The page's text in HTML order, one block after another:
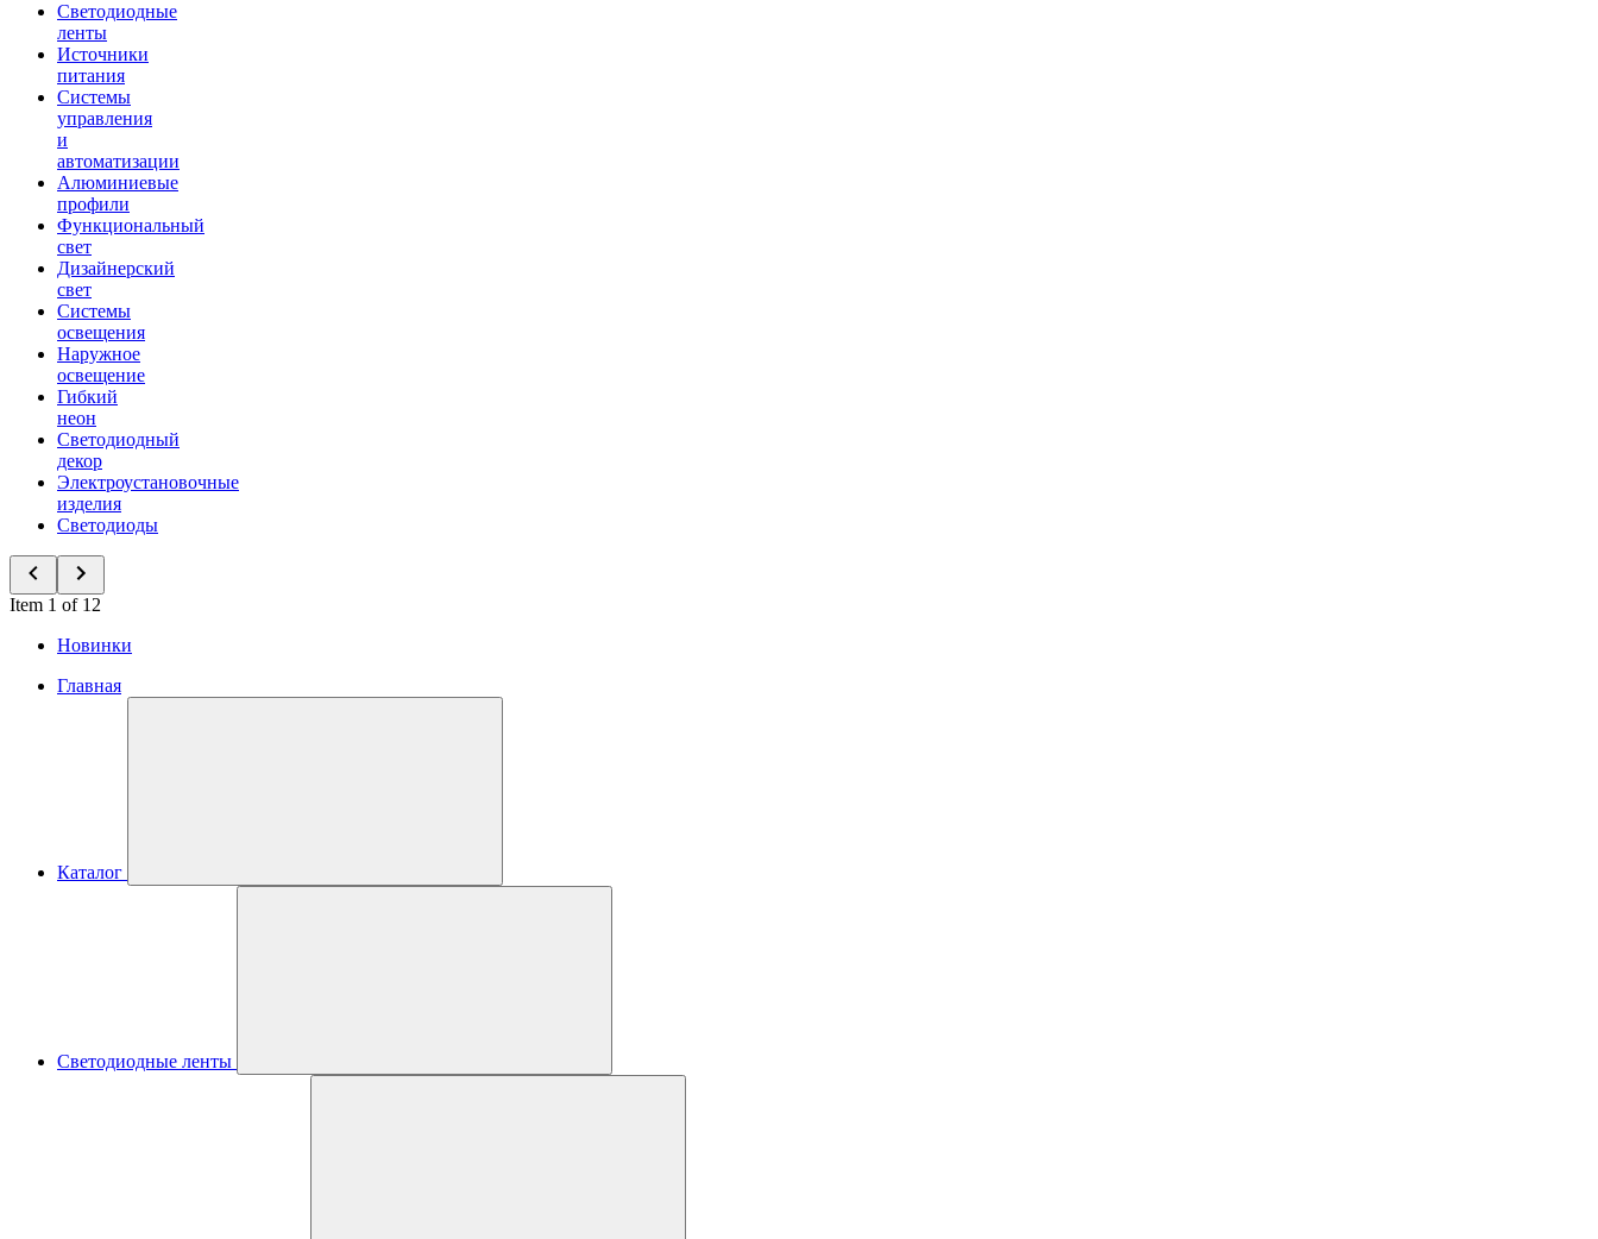
Светодиодные
ленты
Источники
питания
Системы
управления
и
автоматизации
Алюминиевые
профили
Функциональный
свет
Дизайнерский
свет
Системы
освещения
Наружное
освещение
Гибкий
неон
Светодиодный
декор
Электроустановочные
изделия
Светодиоды
Item 1 of 12
Новинки
Главная
Каталог
Светодиодные ленты